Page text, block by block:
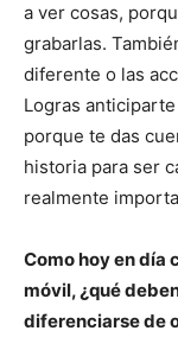
a ver cosas,
grabarlas.
diferente o las
Logras
porque te das
historia para ser
realmente
Como hoy en día
móvil, ¿qué
diferenciarse de